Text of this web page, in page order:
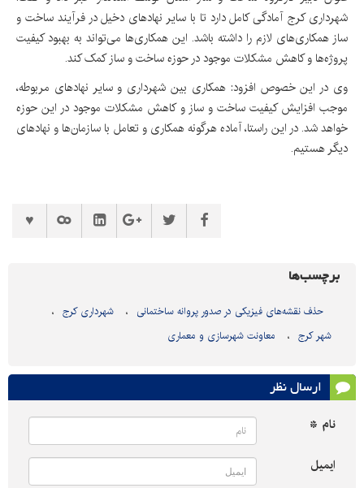
شهرداری کرج آمادگی کامل دارد تا با سایر نهادهای دخیل در فرآیند ساخت و
ساز همکاری‌های لازم را داشته باشد. این همکاری‌ها می‌تواند به بهبود کیفیت
پروژه‌ها و کاهش مشکلات موجود در حوزه ساخت و ساز کمک کند.
وی در این خصوص افزود: همکاری بین شهرداری و سایر نهادهای مربوطه،
موجب افزایش کیفیت ساخت و ساز و کاهش مشکلات موجود در این حوزه
خواهد شد. در این راستا، آماده هرگونه همکاری و تعامل با سازمان‌ها و نهادهای
دیگر هستیم.
برچسب‌ها
حذف نقشه‌های فیزیکی در صدور پروانه ساختمانی
شهرداری کرج
شهر کرج
معاونت شهرسازی و معماری
ارسال نظر
نام *
ایمیل